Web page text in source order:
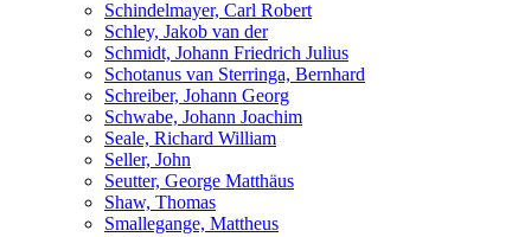
Schindelmayer, Carl Robert
Schley, Jakob van der
Schmidt, Johann Friedrich Julius
Schotanus van Sterringa, Bernhard
Schreiber, Johann Georg
Schwabe, Johann Joachim
Seale, Richard William
Seller, John
Seutter, George Matthäus
Shaw, Thomas
Smallegange, Mattheus